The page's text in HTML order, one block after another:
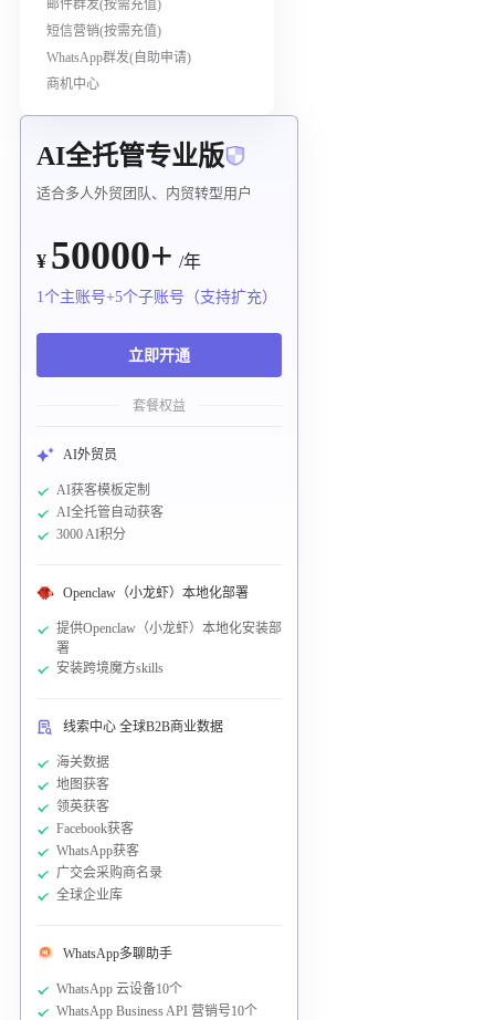
邮件群发(按需充值)
短信营销(按需充值)
WhatsApp群发(自助申请)
商机中心
AI全托管专业版
适合多人外贸团队、内贸转型用户
¥ 50000+ /年
1个主账号+5个子账号（支持扩充）
立即开通
套餐权益
AI外贸员
AI获客模板定制
AI全托管自动获客
3000 AI积分
Openclaw（小龙虾）本地化部署
提供Openclaw（小龙虾）本地化安装部
署
安装跨境魔方skills
线索中心 全球B2B商业数据
海关数据
地图获客
领英获客
Facebook获客
WhatsApp获客
广交会采购商名录
全球企业库
WhatsApp多聊助手
WhatsApp 云设备10个
WhatsApp Business API 营销号10个